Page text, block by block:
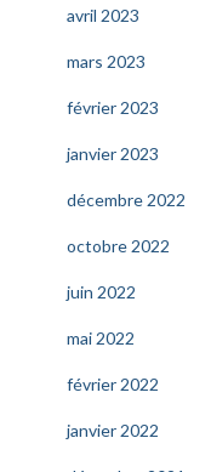
avril 2023
mars 2023
février 2023
janvier 2023
décembre 2022
octobre 2022
juin 2022
mai 2022
février 2022
janvier 2022